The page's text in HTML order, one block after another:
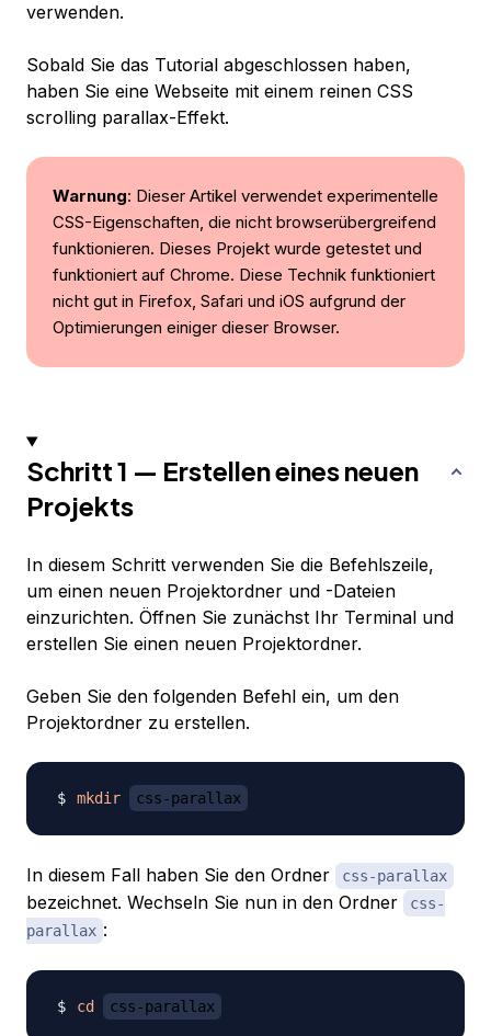
verwenden.
Sobald Sie das Tutorial abgeschlossen haben,
haben Sie eine Webseite mit einem reinen CSS
scrolling parallax-Effekt.
Warnung: Dieser Artikel verwendet experimentelle
CSS-Eigenschaften, die nicht browserübergreifend
funktionieren. Dieses Projekt wurde getestet und
funktioniert auf Chrome. Diese Technik funktioniert
nicht gut in Firefox, Safari und iOS aufgrund der
Optimierungen einiger dieser Browser.
Schritt 1 — Erstellen eines neuen
Projekts
In diesem Schritt verwenden Sie die Befehlszeile,
um einen neuen Projektordner und -Dateien
einzurichten. Öffnen Sie zunächst Ihr Terminal und
erstellen Sie einen neuen Projektordner.
Geben Sie den folgenden Befehl ein, um den
Projektordner zu erstellen.
mkdir css-parallax
In diesem Fall haben Sie den Ordner css-parallax
bezeichnet. Wechseln Sie nun in den Ordner
css-
parallax :
cd css-parallax